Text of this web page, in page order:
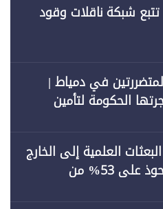
شبكة ناقلات وقود
في دمياط |
الحكومة لتأمين
العلمية إلى الخارج
| 6 جامعات حكومية تستحوذ على 53% من